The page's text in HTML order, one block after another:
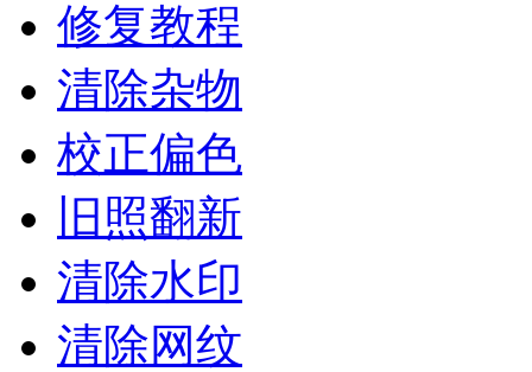
修复教程
清除杂物
校正偏色
旧照翻新
清除水印
清除网纹